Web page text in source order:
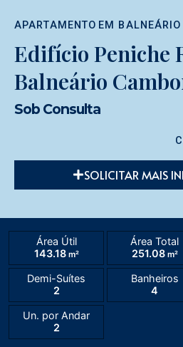
APARTAMENTO EM
Edifício Peniche
Balneário
Sob Consulta
SOLICITAR MAIS
Área Útil
143.18m²
Área Total
251.08m²
Demi-Suítes
2
Banheiros
4
Un. por Andar
2